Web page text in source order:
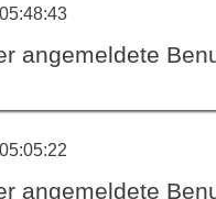
angemeldete
angemeldete